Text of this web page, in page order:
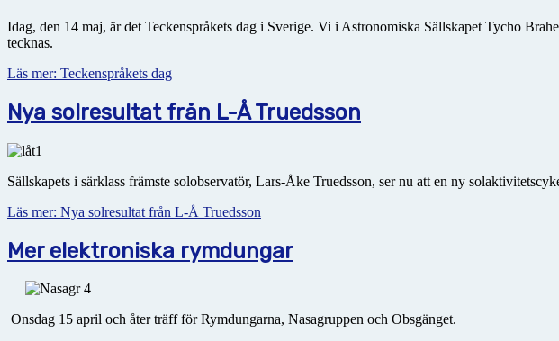
Idag, den 14 maj, är det Teckenspråkets dag i Sverige. Vi i Astronomiska Sällskapet Tycho
tecknas.
Läs mer: Teckenspråkets dag
Nya solresultat från L-Å Truedsson
Sällskapets i särklass främste solobservatör, Lars-Åke Truedsson, ser nu att en ny
Läs mer: Nya solresultat från L-Å Truedsson
Mer elektroniska rymdungar
Onsdag 15 april och åter träff för Rymdungarna, Nasagruppen och Obsgänget.